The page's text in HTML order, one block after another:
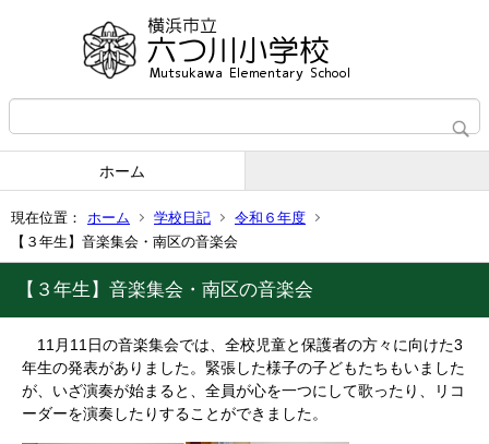
ホーム
現在位置： ホーム 学校日記
令和６年度
【３年生】音楽集会・南区の音楽会
【３年生】音楽集会・南区の音楽会
11月11日の音楽集会では、全校児童と保護者の方々に向けた3
年生の発表がありました。緊張した様子の子どもたちもいました
が、いざ演奏が始まると、全員が心を一つにして歌ったり、リコ
ーダーを演奏したりすることができました。